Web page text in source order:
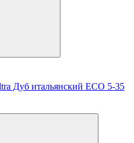
Дуб итальянский ЕСО 5-35